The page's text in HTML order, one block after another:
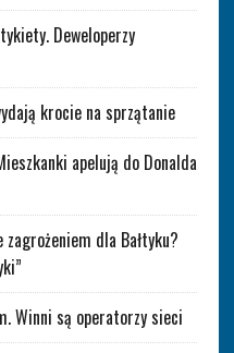
Deweloperzy
krocie na sprzątanie
apelują do Donalda
dla Bałtyku?
Winni są operatorzy sieci